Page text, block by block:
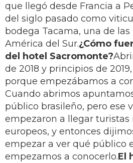
que llegó desde Francia a
del siglo pasado como
bodega Tacama, una de
América del Sur.¿Cómo
del hotel Sacromonte?
de 2018 y principios de
porque empezábamos a
Cuando abrimos
público brasileño, pero ese
empezaron a llegar
europeos, y entonces
empezar a ver qué público
empezamos a conocerlo.El